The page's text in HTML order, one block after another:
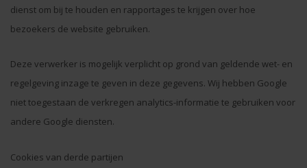
dienst om bij te houden en rapportages te krijgen over hoe
bezoekers de website gebruiken.
Deze verwerker is mogelijk verplicht op grond van geldende wet- en
regelgeving inzage te geven in deze gegevens. Wij hebben Google
niet toegestaan de verkregen analytics-informatie te gebruiken voor
andere Google diensten.
Cookies van derde partijen